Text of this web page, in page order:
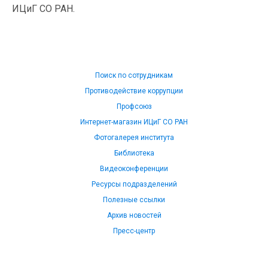
ИЦиГ СО РАН.
Поиск по сотрудникам
Противодействие коррупции
Профсоюз
Интернет-магазин ИЦиГ СО РАН
Фотогалерея института
Библиотека
Видеоконференции
Ресурсы подразделений
Полезные ссылки
Архив новостей
Пресс-центр